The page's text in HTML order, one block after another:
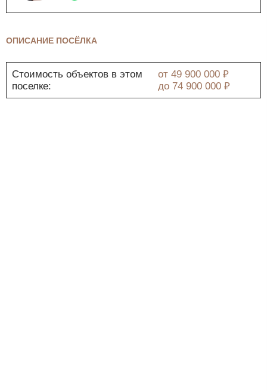
ОПИСАНИЕ ПОСЁЛКА
Стоимость объектов в этом
поселке:
от 49 900 000 ₽
до 74 900 000 ₽